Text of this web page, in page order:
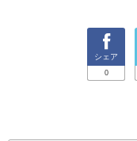
シェア
0